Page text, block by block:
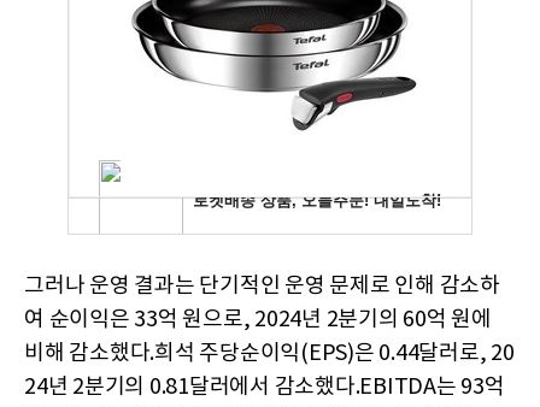
그러나 운영 결과는 단기적인 운영 문제로 인해 감소하
여 순이익은 33억 원으로, 2024년 2분기의 60억 원에
비해 감소했다.희석 주당순이익(EPS)은 0.44달러로, 20
24년 2분기의 0.81달러에서 감소했다.EBITDA는 93억